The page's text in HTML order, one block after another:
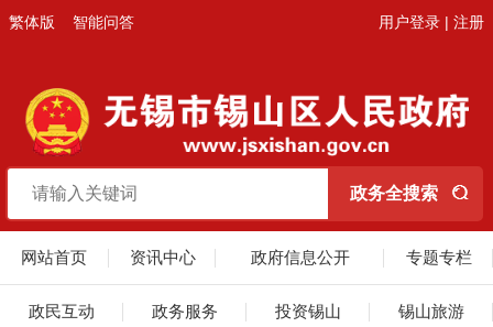
繁体版 智能问答 用户登录 | 注册
网站首页 资讯中心 政府信息公开 专题专栏
政民互动 政务服务 投资锡山 锡山旅游